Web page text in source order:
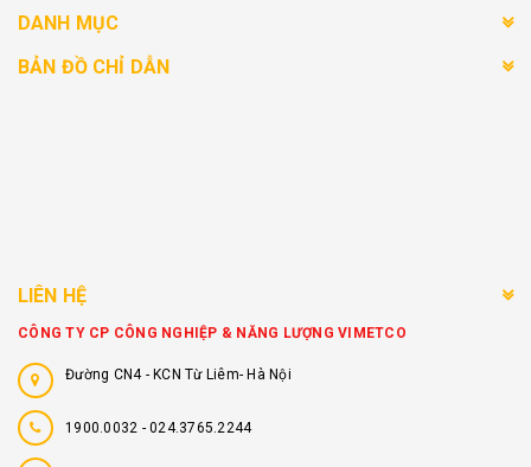
DANH MỤC
BẢN ĐỒ CHỈ DẪN
LIÊN HỆ
CÔNG TY CP CÔNG NGHIỆP & NĂNG LƯỢNG VIMETCO
Đường CN4 - KCN Từ Liêm- Hà Nội
1900.0032 - 024.3765.2244